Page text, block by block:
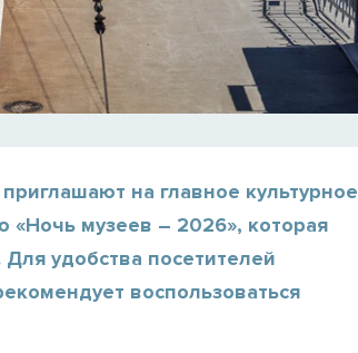
на главное культурное
«Ночь музеев – 2026», которая
Для удобства посетителей
воспользоваться